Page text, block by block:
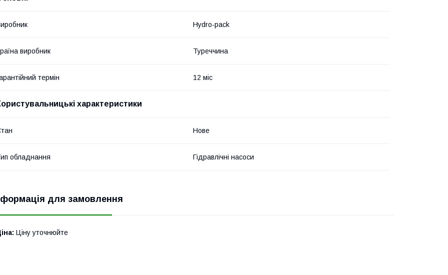
Hydro-pack
виробник Туреччина
термін 12 міс
характеристики
Нове
обладнання Гідравлічні насоси
для замовлення
Ціну уточнюйте